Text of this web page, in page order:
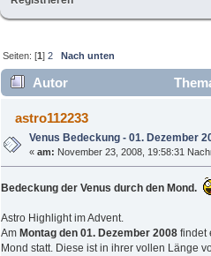
Seiten: [1]2 Nach unten
Autor
Dezember 2008 (Gelesen 7819
astro112233
Venus Bedeckung - 01. Dezember
«am: November 23, 2008, 19:58:31
Bedeckung der Venus durch den Mond.
Astro Highlight im Advent.
Am Montag den 01. Dezember 2008 findet
Mond statt. Diese ist in ihrer vollen Länge